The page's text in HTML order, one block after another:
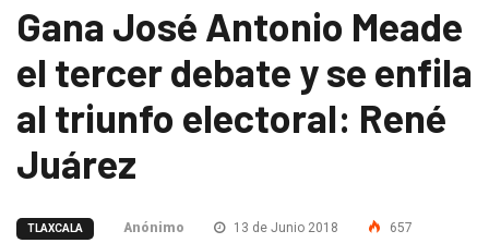
Gana José Antonio Meade
el tercer debate y se enfila
al triunfo electoral: René
Juárez
TLAXCALA Anónimo 13 de Junio 2018 657